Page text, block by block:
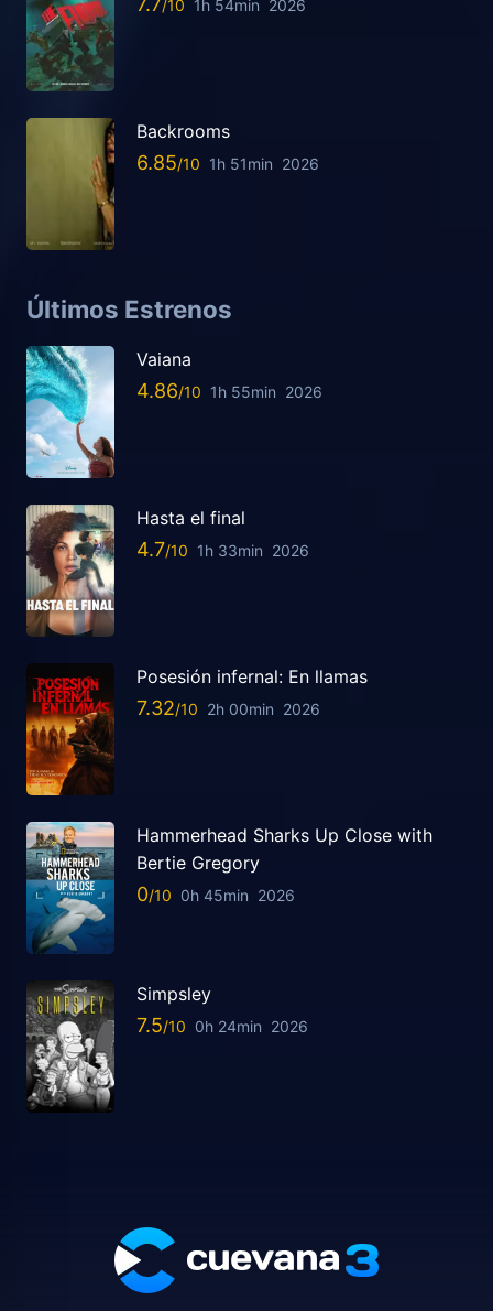
1h 54min 2026
Backrooms
6.85 1h 51min 2026
Últimos Estrenos
Vaiana
4.86 1h 55min 2026
Hasta el final
4.7 1h 33min 2026
Posesión infernal: En llamas
7.32 2h 00min 2026
Hammerhead Sharks Up Close with
Bertie Gregory
0 0h 45min 2026
Simpsley
7.5 0h 24min 2026